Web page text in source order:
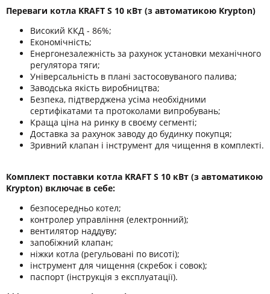
Переваги котла KRAFT S 10 кВт (з автоматикою Krypton)
Високий ККД - 86%;
Економічність;
Енергонезалежність за рахунок установки механічного
регулятора тяги;
Універсальність в плані застосовуваного палива;
Заводська якість виробництва;
Безпека, підтверджена усіма необхідними
сертифікатами та протоколами випробувань;
Краща ціна на ринку в своєму сегменті;
Доставка за рахунок заводу до будинку покупця;
Зривний клапан і інструмент для чищення в комплекті.
Комплект поставки котла KRAFT S 10 кВт (з автоматикою
Krypton) включає в себе:
безпосередньо котел;
контролер управління (електронний);
вентилятор наддуву;
запобіжний клапан;
ніжки котла (регульовані по висоті);
інструмент для чищення (скребок і совок);
паспорт (інструкція з експлуатації).